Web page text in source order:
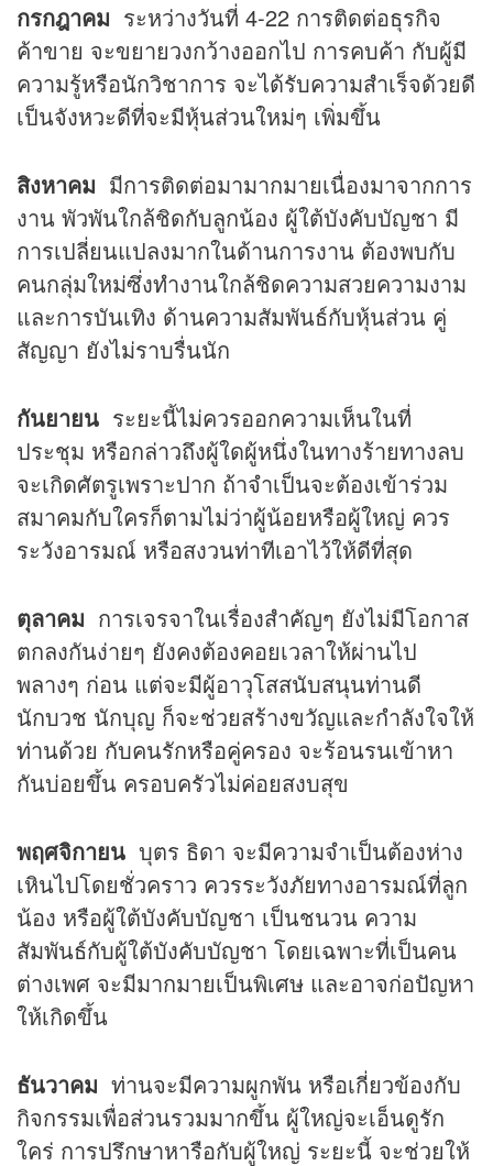
กรกฎาคม ระหว่างวันที่ 4-22 การติดต่อธุรกิจ
ค้าขาย จะขยายวงกว้างออกไป การคบค้า กับผู้มี
ความรู้หรือนักวิชาการ จะได้รับความสำเร็จด้วยดี
เป็นจังหวะดีที่จะมีหุ้นส่วนใหม่ๆ เพิ่มขึ้น
สิงหาคม มีการติดต่อมามากมายเนื่องมาจากการ
งาน พัวพันใกล้ชิดกับลูกน้อง ผู้ใต้บังคับบัญชา มี
การเปลี่ยนแปลงมากในด้านการงาน ต้องพบกับ
คนกลุ่มใหม่ซึ่งทำงานใกล้ชิดความสวยความงาม
และการบันเทิง ด้านความสัมพันธ์กับหุ้นส่วน คู่
สัญญา ยังไม่ราบรื่นนัก
กันยายน ระยะนี้ไม่ควรออกความเห็นในที่
ประชุม หรือกล่าวถึงผู้ใดผู้หนึ่งในทางร้ายทางลบ
จะเกิดศัตรูเพราะปาก ถ้าจำเป็นจะต้องเข้าร่วม
สมาคมกับใครก็ตามไม่ว่าผู้น้อยหรือผู้ใหญ่ ควร
ระวังอารมณ์ หรือสงวนท่าทีเอาไว้ให้ดีที่สุด
ตุลาคม การเจรจาในเรื่องสำคัญๆ ยังไม่มีโอกาส
ตกลงกันง่ายๆ ยังคงต้องคอยเวลาให้ผ่านไป
พลางๆ ก่อน แต่จะมีผู้อาวุโสสนับสนุนท่านดี
นักบวช นักบุญ ก็จะช่วยสร้างขวัญและกำลังใจให้
ท่านด้วย กับคนรักหรือคู่ครอง จะร้อนรนเข้าหา
กันบ่อยขึ้น ครอบครัวไม่ค่อยสงบสุข
พฤศจิกายน บุตร ธิดา จะมีความจำเป็นต้องห่าง
เหินไปโดยชั่วคราว ควรระวังภัยทางอารมณ์ที่ลูก
น้อง หรือผู้ใต้บังคับบัญชา เป็นชนวน ความ
สัมพันธ์กับผู้ใต้บังคับบัญชา โดยเฉพาะที่เป็นคน
ต่างเพศ จะมีมากมายเป็นพิเศษ และอาจก่อปัญหา
ให้เกิดขึ้น
ธันวาคม ท่านจะมีความผูกพัน หรือเกี่ยวข้องกับ
กิจกรรมเพื่อส่วนรวมมากขึ้น ผู้ใหญ่จะเอ็นดูรัก
ใคร่ การปรึกษาหารือกับผู้ใหญ่ ระยะนี้ จะช่วยให้